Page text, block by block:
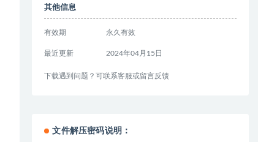
其他信息
有效期 永久有效
最近更新 2024年04月15日
下载遇到问题？可联系客服或留言反馈
文件解压密码说明：